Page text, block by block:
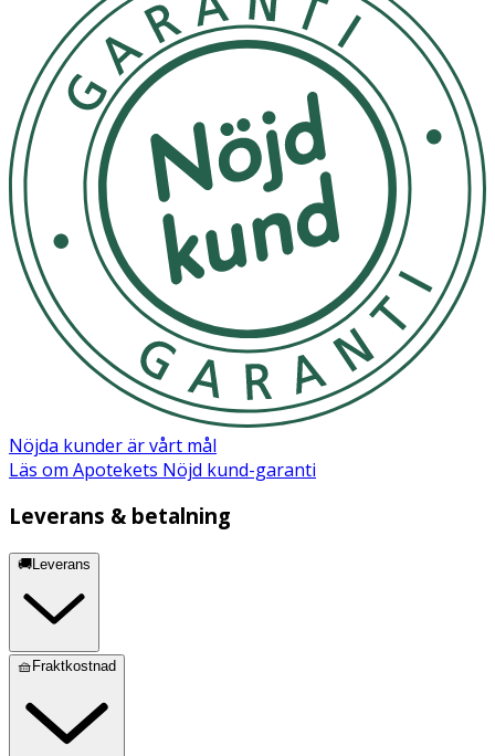
· Lägg Baby Bitie i en ren skål.
· Häll över kokande vatten.
· Låt verka i 5 minuter.
· När den torkat är den redo för lek!
Märkning
FSC Forest Steward Council Recycled
Nöjda kunder är vårt mål
Läs om Apotekets Nöjd kund-garanti
Leverans & betalning
🚚Leverans
🧺Fraktkostnad